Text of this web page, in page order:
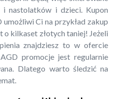
nastolatków i dzieci. Kupon
Ci na przykład zakup
kilkaset złotych taniej! Jeżeli
znajdziesz to w ofercie
promocje jest regularnie
Dlatego warto śledzić na